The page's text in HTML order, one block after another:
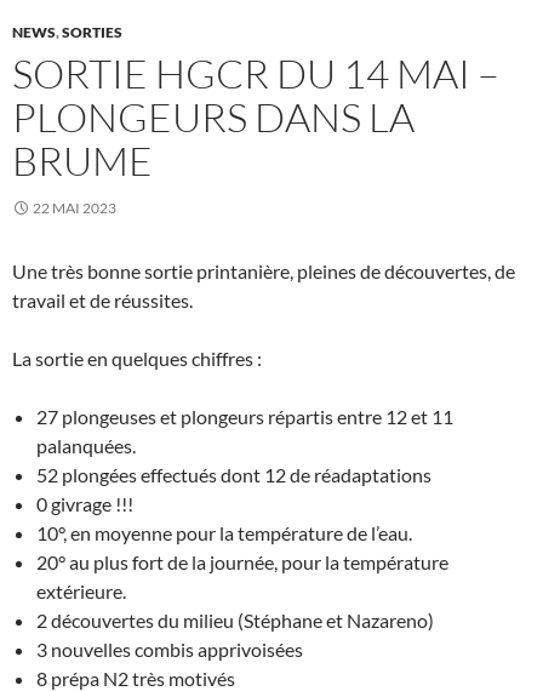
NEWS,SORTIES
SORTIE HGCR DU 14 MAI –
PLONGEURS DANS LA
BRUME
22 MAI 2023
Une très bonne sortie printanière, pleines de découvertes, de
travail et de réussites.
La sortie en quelques chiffres :
27 plongeuses et plongeurs répartis entre 12 et 11
palanquées.
52 plongées effectués dont 12 de réadaptations
0 givrage !!!
10°, en moyenne pour la température de l’eau.
20° au plus fort de la journée, pour la température
extérieure.
2 découvertes du milieu (Stéphane et Nazareno)
3 nouvelles combis apprivoisées
8 prépa N2 très motivés